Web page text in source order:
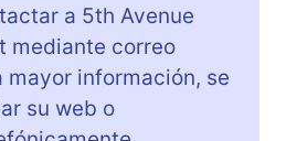
a 5th Avenue
mediante correo
mayor información, se
su web o